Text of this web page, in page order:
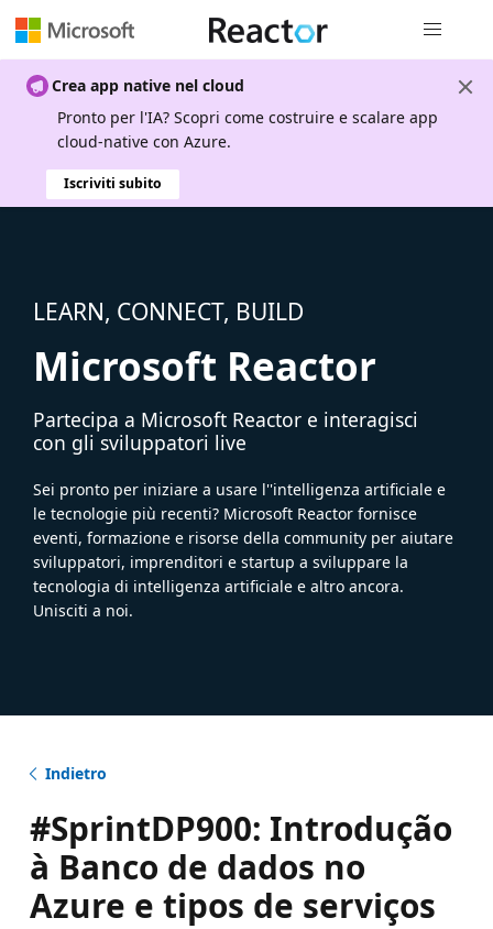
Crea app native nel cloud
Pronto per l'IA? Scopri come costruire e scalare app
cloud-native con Azure.
Iscriviti subito
LEARN, CONNECT, BUILD
Microsoft Reactor
Partecipa a Microsoft Reactor e interagisci
con gli sviluppatori live
Sei pronto per iniziare a usare l''intelligenza artificiale e
le tecnologie più recenti? Microsoft Reactor fornisce
eventi, formazione e risorse della community per aiutare
sviluppatori, imprenditori e startup a sviluppare la
tecnologia di intelligenza artificiale e altro ancora.
Unisciti a noi.
Indietro
#SprintDP900: Introdução
à Banco de dados no
Azure e tipos de serviços